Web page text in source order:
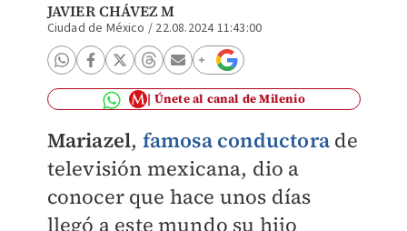
JAVIER CHÁVEZ M
Ciudad de México / 22.08.2024 11:43:00
Únete al canal de Milenio
Mariazel, famosa conductorade
televisión mexicana, dio a
conocer que hace unos días
llegó a este mundo su hijo